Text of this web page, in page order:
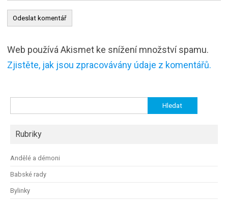
Web používá Akismet ke snížení množství spamu.
Zjistěte, jak jsou zpracovávány údaje z komentářů.
Rubriky
Andělé a démoni
Babské rady
Bylinky